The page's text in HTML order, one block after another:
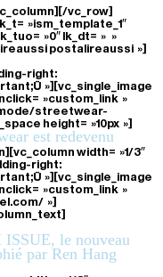
vc_row]
»ism_template_1″
»0″ lk_dt= » »
postalireaussi »]
right:
»][vc_single_image
»custom_link »
streetwear-
height= »10px »]
est redevenu
width= »1/3″
right:
»][vc_single_image
»custom_link »
»]
le nouveau
par Ren Hang